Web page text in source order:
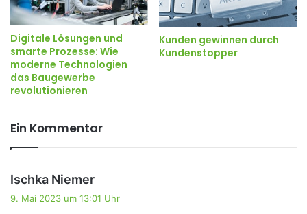
Digitale Lösungen und
smarte Prozesse: Wie
moderne Technologien
das Baugewerbe
revolutionieren
Kunden gewinnen durch
Kundenstopper
Ein Kommentar
Ischka Niemer
9. Mai 2023 um 13:01 Uhr